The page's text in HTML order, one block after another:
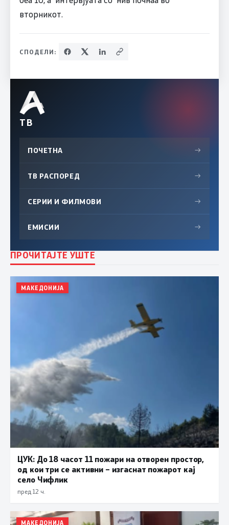
вторникот.
СПОДЕЛИ:
ТВ
ПОЧЕТНА →
ТВ РАСПОРЕД →
СЕРИИ И ФИЛМОВИ →
ЕМИСИИ →
ПРОЧИТАЈТЕ УШТЕ
МАКЕДОНИЈА
ЦУК: До 18 часот 11 пожари на отворен простор,
од кои три се активни – изгаснат пожарот кај
село Чифлик
пред 12 ч.
МАКЕДОНИЈА